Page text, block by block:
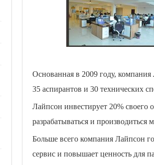
Основанная в 2009 году,
35 аспирантов и 30 технических
Лайпсон инвестирует 20% своего
разрабатываться и
Больше всего компания Лайпсон
сервис и повышает ценность для